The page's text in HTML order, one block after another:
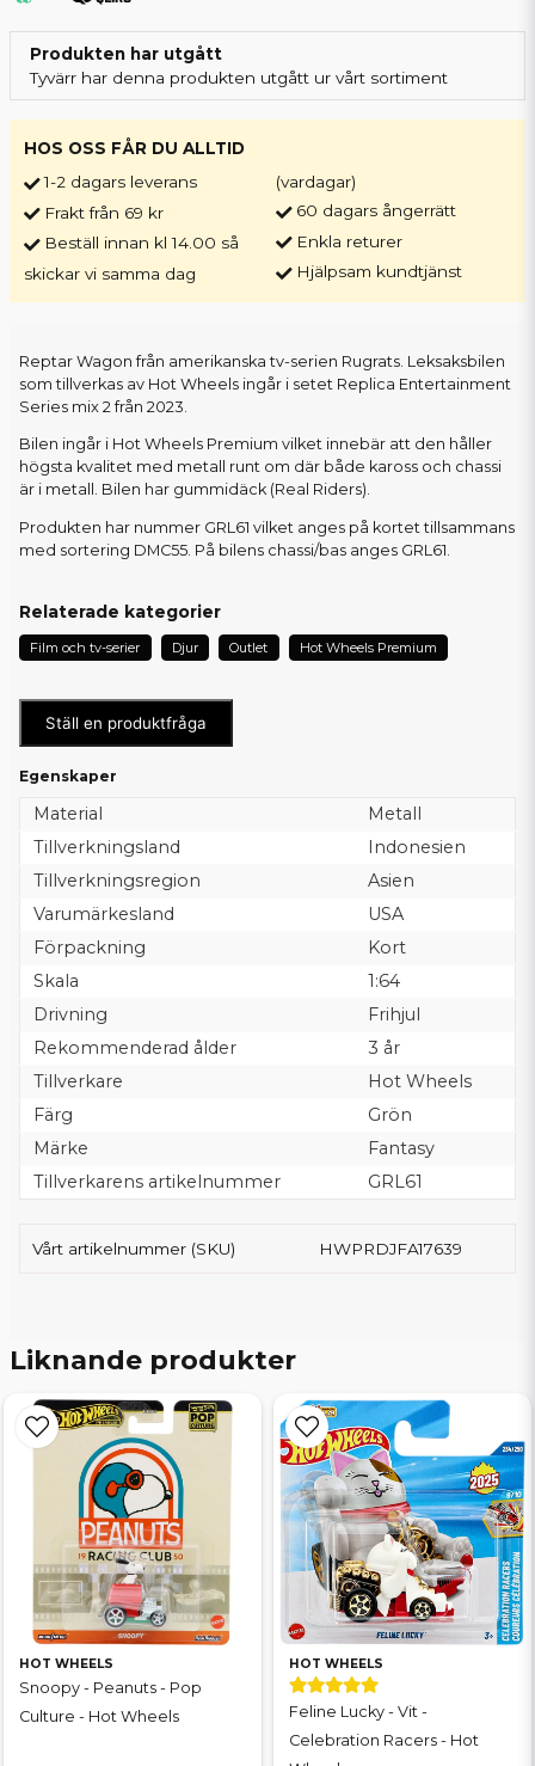
Produkten har utgått
Tyvärr har denna produkten utgått ur vårt sortiment
HOS OSS FÅR DU ALLTID
1-2 dagars leverans
Frakt från 69 kr
Beställ innan kl 14.00 så
skickar vi samma dag
(vardagar)
60 dagars ångerrätt
Enkla returer
Hjälpsam kundtjänst
Reptar Wagon från amerikanska tv-serien Rugrats. Leksaksbilen
som tillverkas av Hot Wheels ingår i setet Replica Entertainment
Series mix 2 från 2023.
Bilen ingår i Hot Wheels Premium vilket innebär att den håller
högsta kvalitet med metall runt om där både kaross och chassi
är i metall. Bilen har gummidäck (Real Riders).
Produkten har nummer GRL61 vilket anges på kortet tillsammans
med sortering DMC55. På bilens chassi/bas anges GRL61.
Relaterade kategorier
Film och tv-serier Djur Outlet Hot Wheels Premium
Ställ en produktfråga
Egenskaper
Material
Metall
Tillverkningsland
Indonesien
Tillverkningsregion
Asien
Varumärkesland
USA
Förpackning
Kort
Skala
1:64
Drivning
Frihjul
Rekommenderad ålder
3 år
Tillverkare
Hot Wheels
Färg
Grön
Märke
Fantasy
Tillverkarens artikelnummer
GRL61
Vårt artikelnummer (SKU) HWPRDJFA17639
Liknande produkter
HOT WHEELS
Snoopy - Peanuts - Pop
Culture - Hot Wheels
HOT WHEELS
Feline Lucky - Vit -
Celebration Racers - Hot